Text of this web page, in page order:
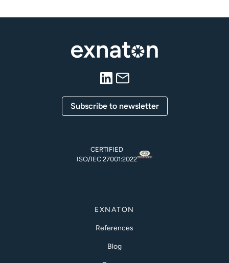
Subscribe to newsletter
CERTIFIED
ISO/IEC 27001:2022
EXNATON
References
Blog